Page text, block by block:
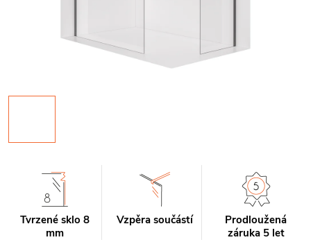
Tvrzené sklo 8
mm
Vzpěra součástí
Prodloužená
záruka 5 let